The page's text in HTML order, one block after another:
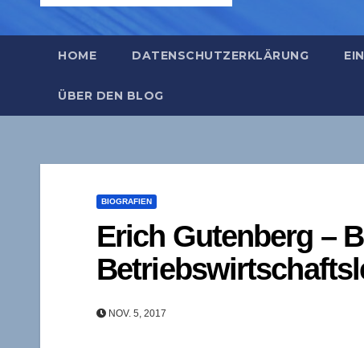
HOME DATENSCHUTZERKLÄRUNG
ÜBER DEN BLOG
BIOGRAFIEN
Erich Gutenberg –
NOV. 5, 2017